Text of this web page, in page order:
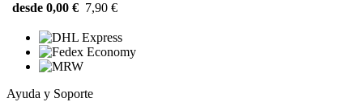
desde 0,00 € 7,90 €
Ayuda y Soporte